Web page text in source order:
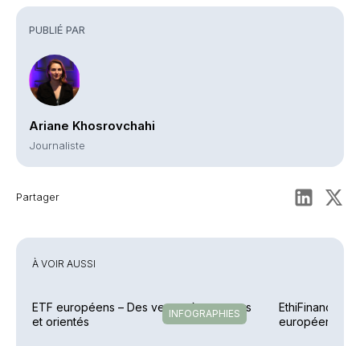
PUBLIÉ PAR
Ariane Khosrovchahi
Journaliste
Partager
À VOIR AUSSI
INFOGRAPHIES
ETF européens – Des vents très porteurs
et orientés
EthiFinance –
européen avec